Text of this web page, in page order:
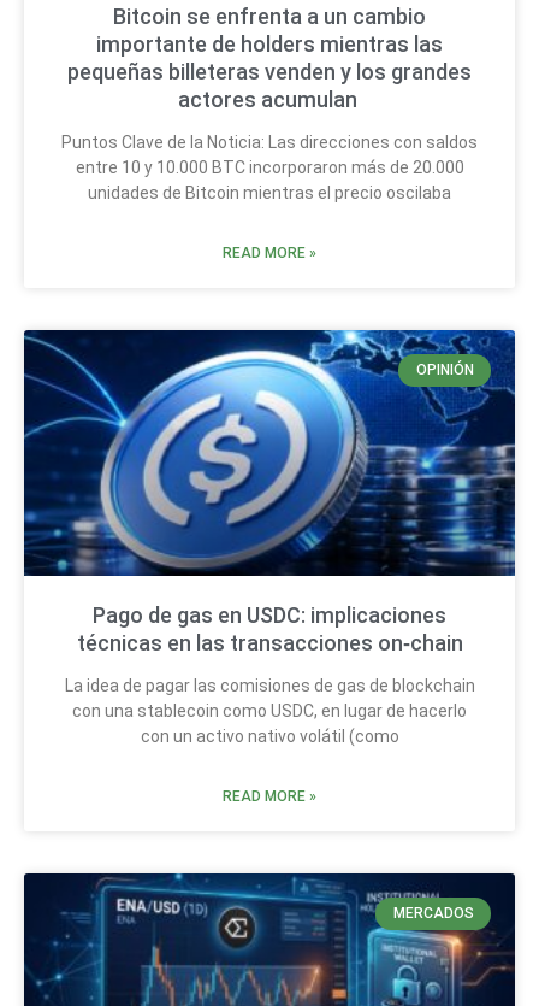
Bitcoin se enfrenta a un cambio
importante de holders mientras las
pequeñas billeteras venden y los grandes
actores acumulan
Puntos Clave de la Noticia: Las direcciones con saldos
entre 10 y 10.000 BTC incorporaron más de 20.000
unidades de Bitcoin mientras el precio oscilaba
READ MORE »
OPINIÓN
Pago de gas en USDC: implicaciones
técnicas en las transacciones on‑chain
La idea de pagar las comisiones de gas de blockchain
con una stablecoin como USDC, en lugar de hacerlo
con un activo nativo volátil (como
READ MORE »
MERCADOS